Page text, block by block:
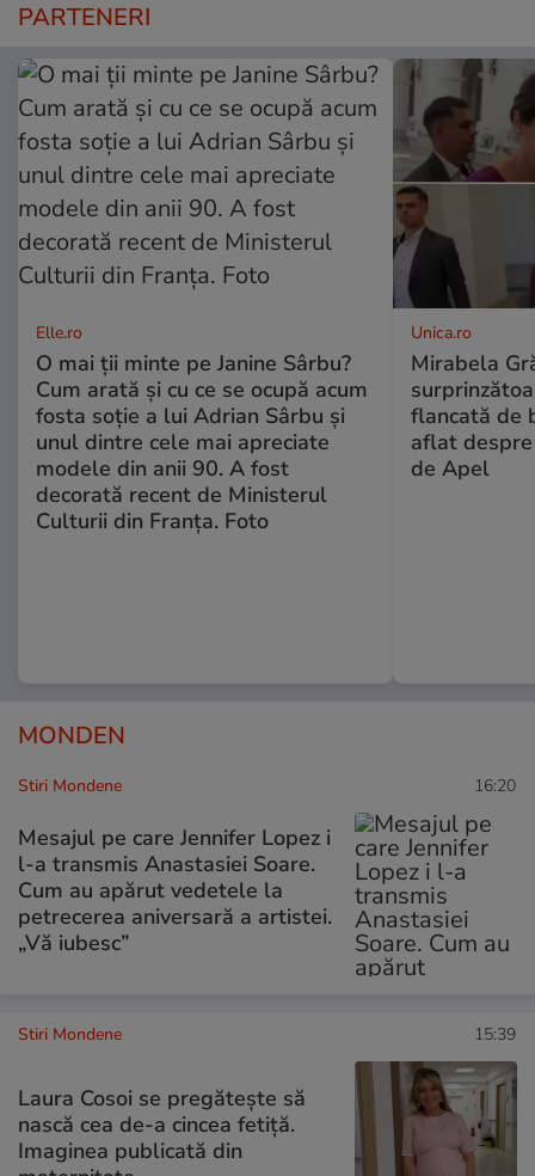
PARTENERI
Elle.ro
O mai ții minte pe Janine Sârbu?
Cum arată și cu ce se ocupă acum
fosta soție a lui Adrian Sârbu și
unul dintre cele mai apreciate
modele din anii 90. A fost
decorată recent de Ministerul
Culturii din Franța. Foto
Unica.ro
Mirabela
flancată de
aflat
de Apel
MONDEN
Stiri Mondene 16:20
Mesajul pe care Jennifer Lopez i
l-a transmis Anastasiei Soare.
Cum au apărut vedetele la
petrecerea aniversară a artistei.
„Vă iubesc”
Stiri Mondene 15:39
Laura Cosoi se pregătește să
nască cea de-a cincea fetiță.
Imaginea publicată din